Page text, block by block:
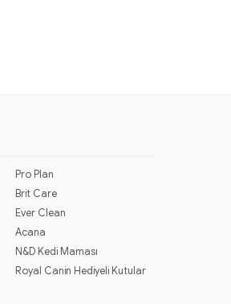
Pro Plan
Brit Care
Ever Clean
Acana
N&D Kedi Maması
Royal Canin Hediyeli Kutular